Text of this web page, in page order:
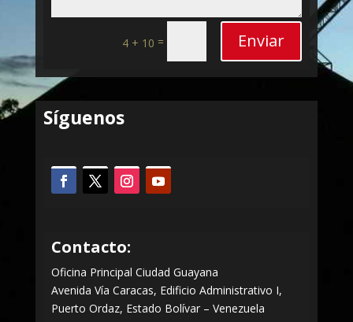
4 + 10 = Enviar
Síguenos
Contacto:
Oficina Principal Ciudad Guayana
Avenida Vía Caracas, Edificio Administrativo I,
Puerto Ordaz, Estado Bolívar – Venezuela